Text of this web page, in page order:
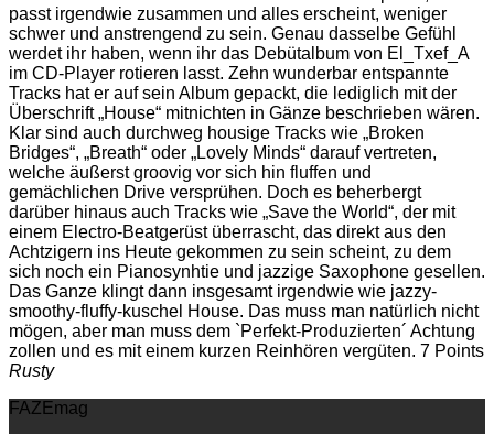
passt irgendwie zusammen und alles erscheint, weniger
schwer und anstrengend zu sein. Genau dasselbe Gefühl
werdet ihr haben, wenn ihr das Debütalbum von El_Txef_A
im CD-Player rotieren lasst. Zehn wunderbar entspannte
Tracks hat er auf sein Album gepackt, die lediglich mit der
Überschrift „House“ mitnichten in Gänze beschrieben wären.
Klar sind auch durchweg housige Tracks wie „Broken
Bridges“, „Breath“ oder „Lovely Minds“ darauf vertreten,
welche äußerst groovig vor sich hin fluffen und
gemächlichen Drive versprühen. Doch es beherbergt
darüber hinaus auch Tracks wie „Save the World“, der mit
einem Electro-Beatgerüst überrascht, das direkt aus den
Achtzigern ins Heute gekommen zu sein scheint, zu dem
sich noch ein Pianosynhtie und jazzige Saxophone gesellen.
Das Ganze klingt dann insgesamt irgendwie wie jazzy-
smoothy-fluffy-kuschel House. Das muss man natürlich nicht
mögen, aber man muss dem `Perfekt-Produzierten´ Achtung
zollen und es mit einem kurzen Reinhören vergüten. 7 Points
Rusty
FAZEmag